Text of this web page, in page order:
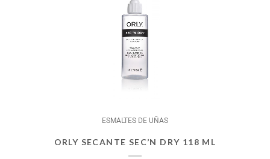
ESMALTES DE UÑAS
ORLY SECANTE SEC’N DRY 118 ML